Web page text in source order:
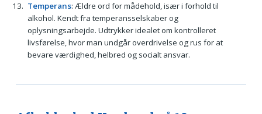
Temperans: Ældre ord for mådehold, især i forhold til
alkohol. Kendt fra temperansselskaber og
oplysningsarbejde. Udtrykker idealet om kontrolleret
livsførelse, hvor man undgår overdrivelse og rus for at
bevare værdighed, helbred og socialt ansvar.